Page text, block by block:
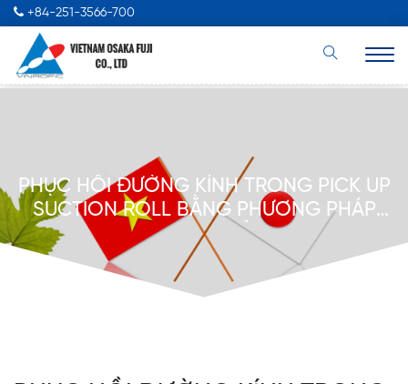
+84-251-3566-700
PHỤC HỒI ĐƯỜNG KÍNH TRONG PICK UP
SUCTION ROLL BẰNG PHƯƠNG PHÁP
PHUN PHỦ